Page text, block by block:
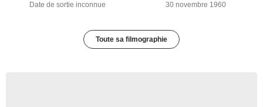
Date de sortie inconnue 30 novembre 1960
Toute sa filmographie